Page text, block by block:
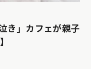
き」カフェが親子